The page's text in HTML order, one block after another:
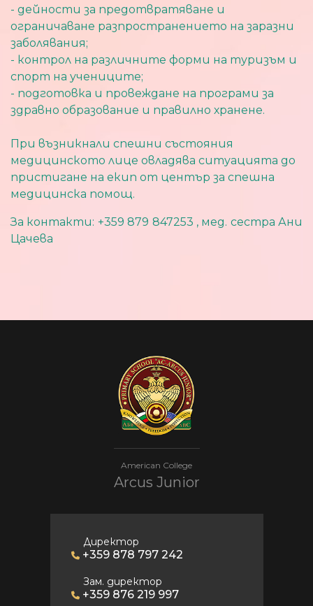
- дейности за предотвратяване и
ограничаване разпространението на заразни
заболявания;
- контрол на различните форми на туризъм и
спорт на учениците;
- подготовка и провеждане на програми за
здравно образование и правилно хранене.
При възникнали спешни състояния
медицинското лице овладява ситуацията до
пристигане на екип от център за спешна
медицинска помощ.
За контакти: +359 879 847253 , мед. сестра Ани
Цачева
American College
Arcus Junior
Директор
+359 878 797 242
Зам. директор
+359 876 219 997